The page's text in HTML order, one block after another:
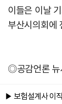
이들은 이날
부산시의회에
◎공감언론 뉴